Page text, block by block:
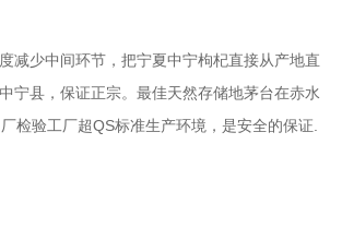
减少中间环节，把宁夏中宁枸杞直接从产地直
宁县，保证正宗。最佳天然存储地茅台在赤水
检验工厂超QS标准生产环境，是安全的保证.